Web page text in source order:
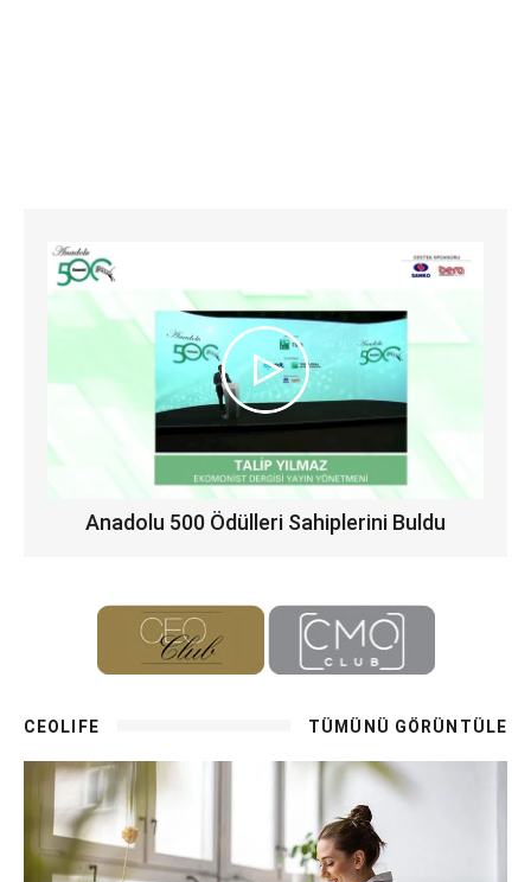
Anadolu 500 Ödülleri Sahiplerini Buldu
CEOLIFE TÜMÜNÜ GÖRÜNTÜLE